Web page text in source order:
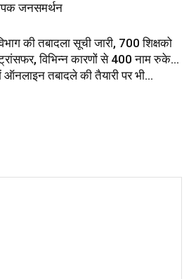
जनसमर्थन
की तबादला सूची जारी, 700 शिक्षको
विभिन्न कारणों से 400 नाम रुके…
तबादले की तैयारी पर भी...